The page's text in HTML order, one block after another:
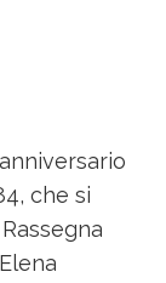
che si